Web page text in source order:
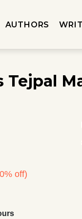
AUTHORS
Tejpal
off)